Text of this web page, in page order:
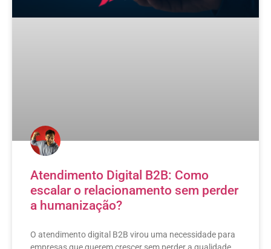
Atendimento Digital B2B: Como
escalar o relacionamento sem perder
a humanização?
O atendimento digital B2B virou uma necessidade para
empresas que querem crescer sem perder a qualidade